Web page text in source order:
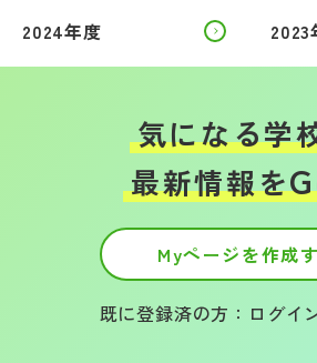
2024年度 2023
気になる学
最新情報を
Myページを作成
既に登録済の方：ログイ